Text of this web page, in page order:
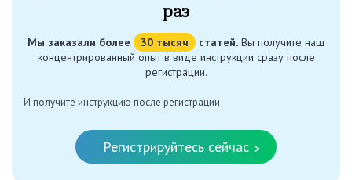
раз
Мы заказали более 30 тысяч статей. Вы получите наш
концентрированный опыт в виде инструкции сразу после
регистрации.
И получите инструкцию после регистрации
Регистрируйтесь сейчас >